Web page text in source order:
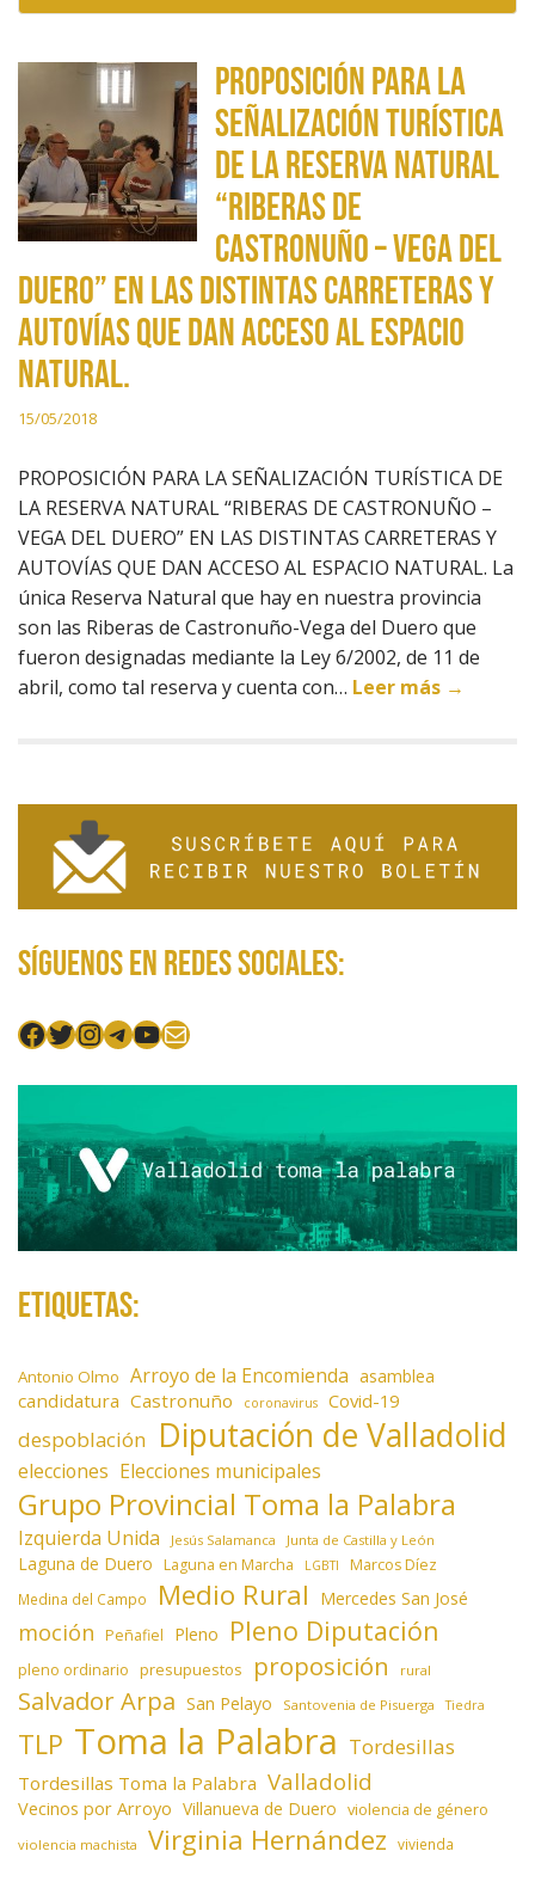
PROPOSICIÓN PARA LA
SEÑALIZACIÓN TURÍSTICA
DE LA RESERVA NATURAL
“RIBERAS DE
CASTRONUÑO – VEGA DEL
DUERO” EN LAS DISTINTAS CARRETERAS Y
AUTOVÍAS QUE DAN ACCESO AL ESPACIO
NATURAL.
15/05/2018
PROPOSICIÓN PARA LA SEÑALIZACIÓN TURÍSTICA DE
LA RESERVA NATURAL “RIBERAS DE CASTRONUÑO –
VEGA DEL DUERO” EN LAS DISTINTAS CARRETERAS Y
AUTOVÍAS QUE DAN ACCESO AL ESPACIO NATURAL. La
única Reserva Natural que hay en nuestra provincia
son las Riberas de Castronuño-Vega del Duero que
fueron designadas mediante la Ley 6/2002, de 11 de
abril, como tal reserva y cuenta con… Leer más →
Síguenos en redes sociales:
Facebook
Twitter
Instagram
Telegram
YouTube
Mail
Etiquetas:
Antonio Olmo Arroyo de la Encomienda asamblea
candidatura Castronuño coronavirus Covid-19
despoblación Diputación de Valladolid
elecciones Elecciones municipales
Grupo Provincial Toma la Palabra
Izquierda Unida Jesús Salamanca Junta de Castilla y León
Laguna de Duero Laguna en Marcha LGBTI Marcos Díez
Medina del Campo Medio Rural Mercedes San José
moción Peñafiel Pleno Pleno Diputación
pleno ordinario presupuestos proposición rural
Salvador Arpa San Pelayo Santovenia de Pisuerga Tiedra
TLP Toma la Palabra Tordesillas
Tordesillas Toma la Palabra Valladolid
Vecinos por Arroyo Villanueva de Duero violencia de género
violencia machista Virginia Hernández vivienda